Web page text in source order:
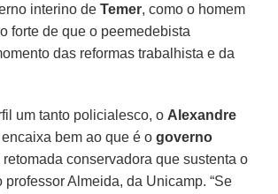
interino deTemer, como o homem
forte de que o peemedebista
das reformas trabalhista e da
um tanto policialesco, o Alexandre
bem ao que é ogoverno
retomada conservadora que sustenta o
professor Almeida, da Unicamp. “Se